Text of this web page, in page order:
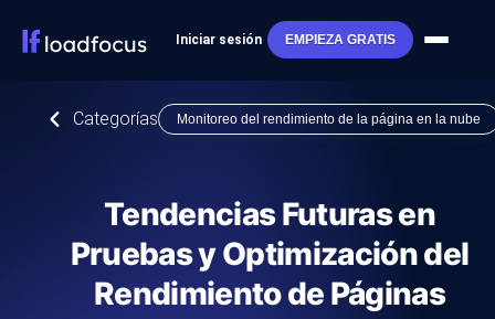
Iniciar sesión EMPIEZA GRATIS
Categorías Monitoreo del rendimiento de la página en la nube
Tendencias Futuras en
Pruebas y Optimización del
Rendimiento de Páginas